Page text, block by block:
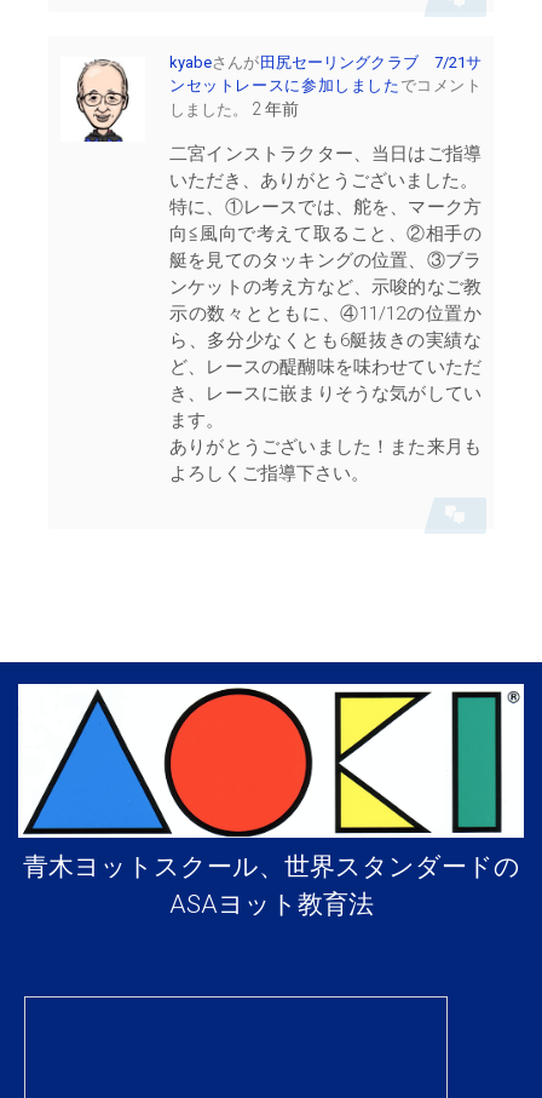
会
話
表
示
kyabeさんが 田尻セーリングクラブ 7/21サ
ンセットレースに参加しました でコメント
しました。 2 年前
二宮インストラクター、当日はご指導
いただき、ありがとうございました。
特に、①レースでは、舵を、マーク方
向≦風向で考えて取ること、②相手の
艇を見てのタッキングの位置、③ブラ
ンケットの考え方など、示唆的なご教
示の数々とともに、④11/12の位置か
ら、多分少なくとも6艇抜きの実績な
ど、レースの醍醐味を味わせていただ
き、レースに嵌まりそうな気がしてい
ます。
ありがとうございました！また来月も
よろしくご指導下さい。
会
話
青木ヨットスクール、世界スタンダードの
ASAヨット教育法